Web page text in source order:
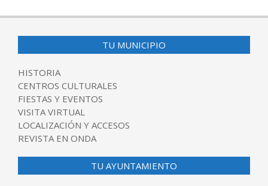
TU MUNICIPIO
HISTORIA
CENTROS CULTURALES
FIESTAS Y EVENTOS
VISITA VIRTUAL
LOCALIZACIÓN Y ACCESOS
REVISTA EN ONDA
TU AYUNTAMIENTO